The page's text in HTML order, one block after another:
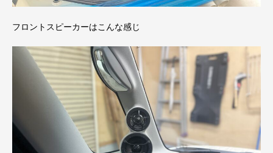
フロントスピーカーはこんな感じ